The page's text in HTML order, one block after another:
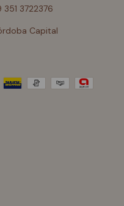
351 3722376
Capital